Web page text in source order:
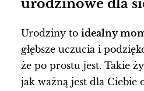
urodzinowe dla
Urodziny to idealny
głębsze uczucia i
że po prostu jest. Takie
jak ważną jest dla Ciebie